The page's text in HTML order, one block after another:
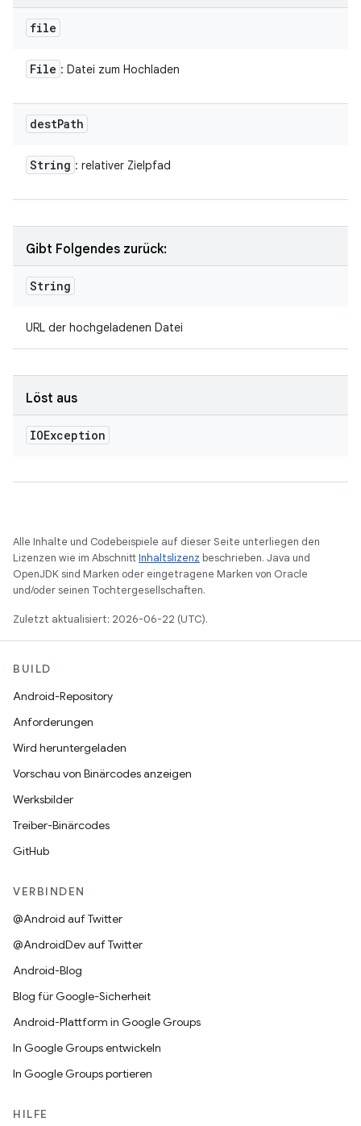
file
File : Datei zum Hochladen
destPath
String : relativer Zielpfad
Gibt Folgendes zurück:
String
URL der hochgeladenen Datei
Löst aus
IOException
Alle Inhalte und Codebeispiele auf dieser Seite unterliegen den
Lizenzen wie im AbschnittInhaltslizenz beschrieben. Java und
OpenJDK sind Marken oder eingetragene Marken von Oracle
und/oder seinen Tochtergesellschaften.
Zuletzt aktualisiert: 2026-06-22 (UTC).
BUILD
Android-Repository
Anforderungen
Wird heruntergeladen
Vorschau von Binärcodes anzeigen
Werksbilder
Treiber-Binärcodes
GitHub
VERBINDEN
@Android auf Twitter
@AndroidDev auf Twitter
Android-Blog
Blog für Google-Sicherheit
Android-Plattform in Google Groups
In Google Groups entwickeln
In Google Groups portieren
HILFE